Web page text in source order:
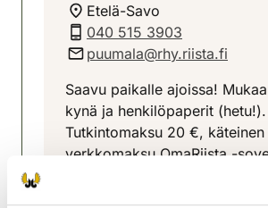
Etelä-Savo
040 515 3903
puumala@rhy.riista.fi
Saavu paikalle ajoissa!
kynä ja henkilöpaperit (hetu!).
Tutkintomaksu 20 €, käteinen
verkkomaksu OmaRiista -